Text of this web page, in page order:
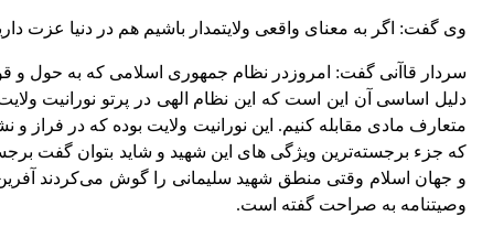
وی گفت: اگر به معنای واقعی ولایتمدار باشیم هم در دنیا
سردار قاآنی گفت: امروزدر نظام جمهوری اسلامی که به حول و
دلیل اساسی آن این است که این نظام الهی در پرتو نورانیت
متعارف مادی مقابله کنیم. این نورانیت ولایت بوده که در
که جزء برجسته‌ترین ویژگی های این شهید و شاید بتوان گفت
و جهان اسلام وقتی منطق شهید سلیمانی را گوش می‌کردند
وصیتنامه به صراحت گفته است.